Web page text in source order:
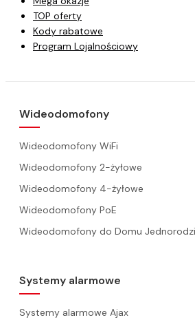
TOP oferty
Kody rabatowe
Program Lojalnościowy
Wideodomofony
Wideodomofony WiFi
Wideodomofony 2-żyłowe
Wideodomofony 4-żyłowe
Wideodomofony PoE
Wideodomofony do Domu
Systemy alarmowe
Systemy alarmowe Ajax